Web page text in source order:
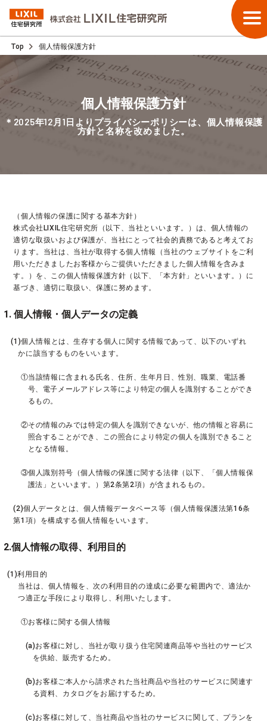
Top 個人情報保護方針
個人情報保護方針
＊2025年12月1日よりプライバシーポリシーは、個人情報保護
方針と名称を改めました。
（個人情報の保護に関する基本方針）
株式会社LIXIL住宅研究所（以下、当社といいます。）は、個人情報の
適切な取扱いおよび保護が、当社にとって社会的責務であると考えてお
ります。当社は、当社が取得する個人情報（当社のウェブサイトをご利
用いただきましたお客様からご提供いただきました個人情報を含みま
す。）を、この個人情報保護方針（以下、「本方針」といいます。）に
基づき、適切に取扱い、保護に努めます。
1. 個人情報・個人データの定義
(1)個人情報とは、生存する個人に関する情報であって、以下のいずれ
かに該当するものをいいます。
①当該情報に含まれる氏名、住所、生年月日、性別、職業、電話番
号、電子メールアドレス等により特定の個人を識別することができ
るもの。
②その情報のみでは特定の個人を識別できないが、他の情報と容易に
照合することができ、この照合により特定の個人を識別できること
となる情報。
③個人識別符号（個人情報の保護に関する法律（以下、「個人情報保
護法」といいます。）第2条第2項）が含まれるもの。
(2)個人データとは、個人情報データベース等（個人情報保護法第16条
第1項）を構成する個人情報をいいます。
2.個人情報の取得、利用目的
(1)利用目的
当社は、個人情報を、次の利用目的の達成に必要な範囲内で、適法か
つ適正な手段により取得し、利用いたします。
①お客様に関する個人情報
(a)お客様に対し、当社が取り扱う住宅関連商品等や当社のサービス
を供給、販売するため。
(b)お客様ご本人から請求された当社商品や当社のサービスに関連す
る資料、カタログをお届けするため。
(c)お客様に対して、当社商品や当社のサービスに関して、プランを